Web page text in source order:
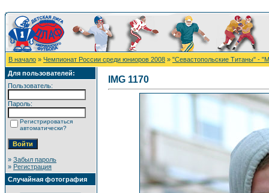
В начало » Чемпионат России среди юниоров 2008 » "Севастопольские Титаны" -
Для пользователей:
Пользователь:
Пароль:
Регистрироваться
автоматически?
» Забыл пароль
» Регистрация
Случайная фотография
IMG 1170